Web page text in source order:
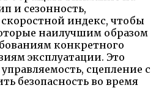
и сезонность,
индекс, чтобы
наилучшим образом
конкретного
эксплуатации. Это
сцепление с
безопасность во время